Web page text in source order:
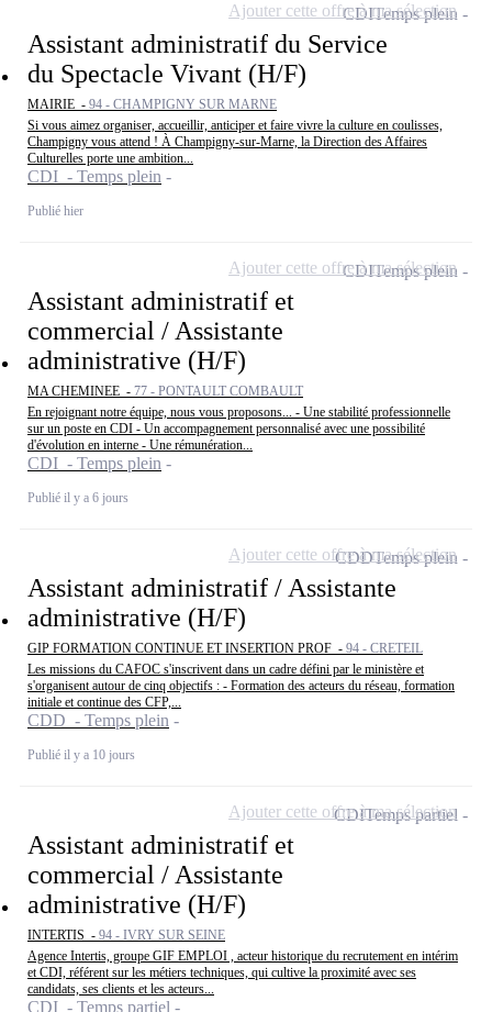
Assistant administratif du Service
du Spectacle Vivant (H/F)
MAIRIE - 94 - CHAMPIGNY SUR MARNE
Si vous aimez organiser, accueillir, anticiper et faire vivre la culture en coulisses,
Champigny vous attend ! À Champigny-sur-Marne, la Direction des Affaires
Culturelles porte une ambition...
CDI - Temps plein
Publié hier
CDITemps plein
Ajouter cette offre à ma sélection
Assistant administratif et
commercial / Assistante
administrative (H/F)
MA CHEMINEE - 77 - PONTAULT COMBAULT
En rejoignant notre équipe, nous vous proposons... - Une stabilité professionnelle
sur un poste en CDI - Un accompagnement personnalisé avec une possibilité
d'évolution en interne - Une rémunération...
CDI - Temps plein
Publié il y a 6 jours
CDITemps plein
Ajouter cette offre à ma sélection
Assistant administratif / Assistante
administrative (H/F)
GIP FORMATION CONTINUE ET INSERTION PROF - 94 - CRETEIL
Les missions du CAFOC s'inscrivent dans un cadre défini par le ministère et
s'organisent autour de cinq objectifs : - Formation des acteurs du réseau, formation
initiale et continue des CFP,...
CDD - Temps plein
Publié il y a 10 jours
CDDTemps plein
Ajouter cette offre à ma sélection
Assistant administratif et
commercial / Assistante
administrative (H/F)
INTERTIS - 94 - IVRY SUR SEINE
Agence Intertis, groupe GIF EMPLOI , acteur historique du recrutement en intérim
et CDI, référent sur les métiers techniques, qui cultive la proximité avec ses
candidats, ses clients et les acteurs...
CDI - Temps partiel
CDITemps partiel
Ajouter cette offre à ma sélection